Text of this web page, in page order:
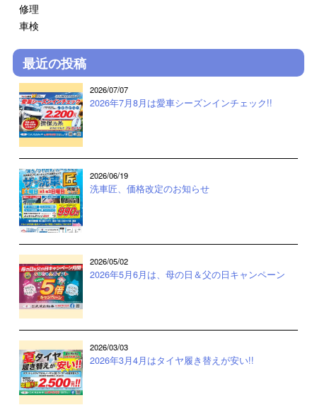
修理
車検
最近の投稿
2026/07/07
2026年7月8月は愛車シーズンインチェック!!
2026/06/19
洗車匠、価格改定のお知らせ
2026/05/02
2026年5月6月は、母の日＆父の日キャンペーン
2026/03/03
2026年3月4月はタイヤ履き替えが安い!!